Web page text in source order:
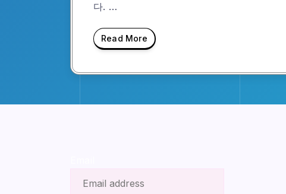
다. …
Read More